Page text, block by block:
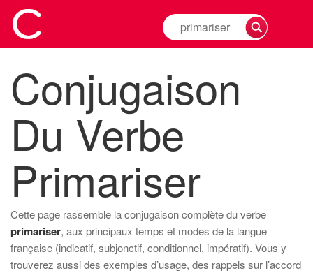
Rechercher
la
d'un
verbe
Conjugaison
Du Verbe
Primariser
Cette page rassemble la conjugaison complète du verbe
primariser, aux principaux temps et modes de la langue
française (indicatif, subjonctif, conditionnel, impératif). Vous y
trouverez aussi des exemples d’usage, des rappels sur l’accord